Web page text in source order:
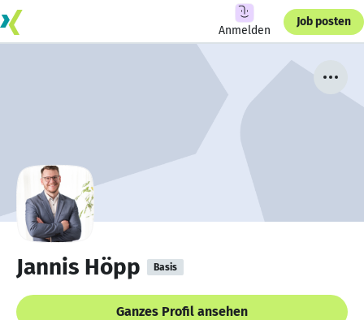
Anmelden
Job posten
Jannis Höpp Basis
Ganzes Profil ansehen